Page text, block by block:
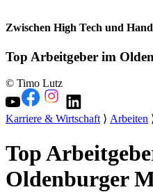
Zwischen High Tech und
Top Arbeitgeber im
© Timo Lutz
Karriere & Wirtschaft⟩ Arbeiten
Top
Oldenburger